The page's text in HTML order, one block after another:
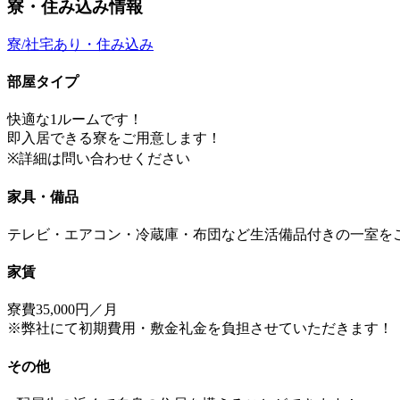
寮・住み込み情報
寮/社宅あり・住み込み
部屋タイプ
快適な1ルームです！
即入居できる寮をご用意します！
※詳細は問い合わせください
家具・備品
テレビ・エアコン・冷蔵庫・布団など生活備品付きの一室を
家賃
寮費35,000円／月
※弊社にて初期費用・敷金礼金を負担させていただきます！
その他